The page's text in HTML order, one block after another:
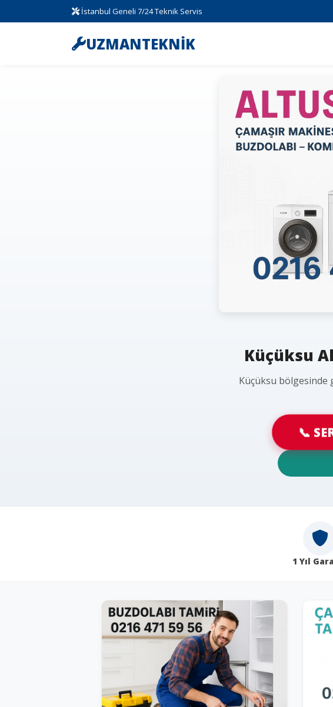
İstanbul Geneli 7/24 Teknik Servis
UZMANTEKNİK
Küçüksu
Küçüksu bölgesinde
📞
1 Yıl